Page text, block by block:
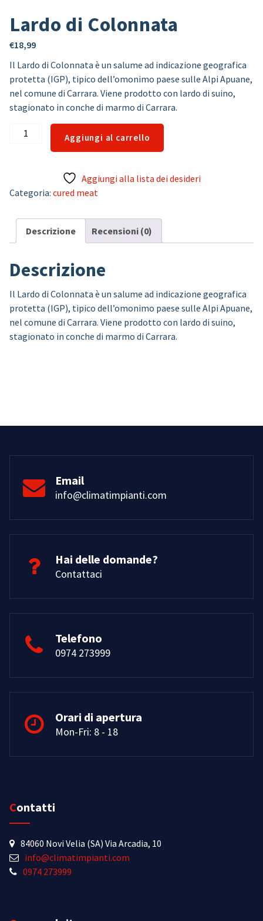
Lardo di Colonnata
€18,99
Il Lardo di Colonnata è un salume ad indicazione geografica
protetta (IGP), tipico dell’omonimo paese sulle Alpi Apuane,
nel comune di Carrara. Viene prodotto con lardo di suino,
stagionato in conche di marmo di Carrara.
Lardo
Aggiungi al carrello
Aggiungi alla lista dei desideri
Categoria: cured meat
Descrizione Recensioni (0)
Descrizione
Il Lardo di Colonnata è un salume ad indicazione geografica
protetta (IGP), tipico dell’omonimo paese sulle Alpi Apuane,
nel comune di Carrara. Viene prodotto con lardo di suino,
stagionato in conche di marmo di Carrara.
Email
info@climatimpianti.com
Hai delle domande?
Contattaci
Telefono
0974 273999
Orari di apertura
Mon-Fri: 8 - 18
Contatti
84060 Novi Velia (SA) Via Arcadia, 10
info@climatimpianti.com
0974 273999